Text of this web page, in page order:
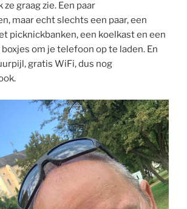
ze graag zie. Een paar
maar echt slechts een paar, een
picknickbanken, een koelkast en een
om je telefoon op te laden. En
gratis WiFi, dus nog